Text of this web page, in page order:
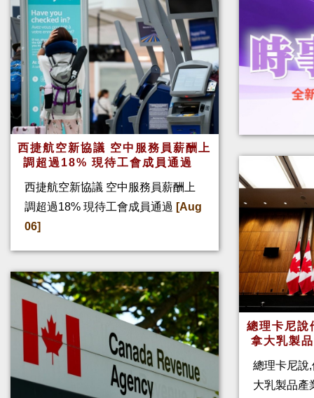
西捷航空新協議 空中服務員薪酬上
調超過18% 現待工會成員通過
西捷航空新協議 空中服務員薪酬上
調超過18% 現待工會成員通過 [Aug
06]
總理卡尼
拿大乳製
總理卡尼說
大乳製品產